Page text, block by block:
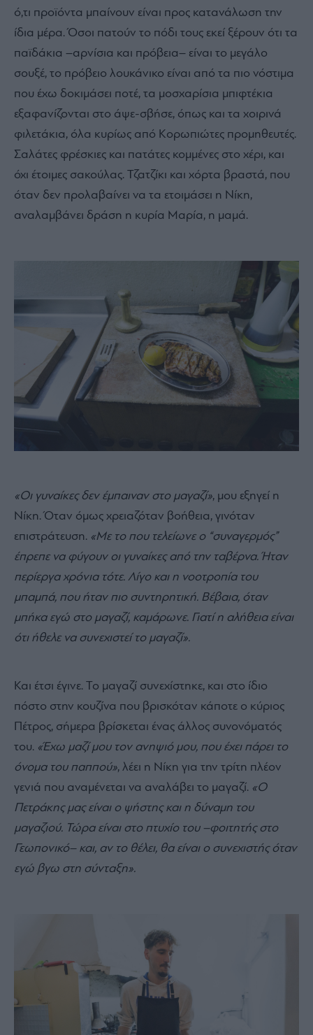
ό,τι προϊόντα μπαίνουν είναι προς κατανάλωση την
ίδια μέρα. Όσοι πατούν το πόδι τους εκεί ξέρουν ότι τα
παϊδάκια –αρνίσια και πρόβεια– είναι το μεγάλο
σουξέ, το πρόβειο λουκάνικο είναι από τα πιο νόστιμα
που έχω δοκιμάσει ποτέ, τα μοσχαρίσια μπιφτέκια
εξαφανίζονται στο άψε-σβήσε, όπως και τα χοιρινά
φιλετάκια, όλα κυρίως από Κορωπιώτες προμηθευτές.
Σαλάτες φρέσκιες και πατάτες κομμένες στο χέρι, και
όχι έτοιμες σακούλας. Τζατζίκι και χόρτα βραστά, που
όταν δεν προλαβαίνει να τα ετοιμάσει η Νίκη,
αναλαμβάνει δράση η κυρία Μαρία, η μαμά.
«Οι γυναίκες δεν έμπαιναν στο μαγαζί», μου εξηγεί η
Νίκη. Όταν όμως χρειαζόταν βοήθεια, γινόταν
επιστράτευση. «Με το που τελείωνε ο “συναγερμός”
έπρεπε να φύγουν οι γυναίκες από την ταβέρνα. Ήταν
περίεργα χρόνια τότε. Λίγο και η νοοτροπία του
μπαμπά, που ήταν πιο συντηρητική. Βέβαια, όταν
μπήκα εγώ στο μαγαζί, καμάρωνε. Γιατί η αλήθεια είναι
ότι ήθελε να συνεχιστεί το μαγαζί».
Και έτσι έγινε. Το μαγαζί συνεχίστηκε, και στο ίδιο
πόστο στην κουζίνα που βρισκόταν κάποτε ο κύριος
Πέτρος, σήμερα βρίσκεται ένας άλλος συνονόματός
του. «Έχω μαζί μου τον ανηψιό μου, που έχει πάρει το
όνομα του παππού», λέει η Νίκη για την τρίτη πλέον
γενιά που αναμένεται να αναλάβει το μαγαζί. «Ο
Πετράκης μας είναι ο ψήστης και η δύναμη του
μαγαζιού. Τώρα είναι στο πτυχίο του –φοιτητής στο
Γεωπονικό– και, αν το θέλει, θα είναι ο συνεχιστής όταν
εγώ βγω στη σύνταξη».